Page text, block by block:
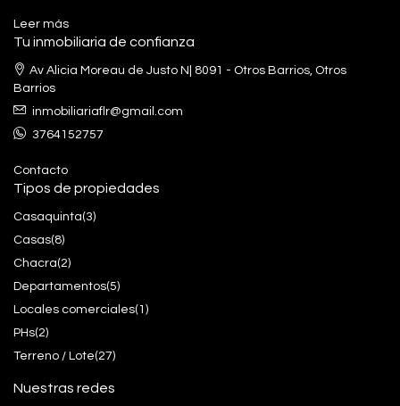
Leer más
Tu inmobiliaria de confianza
Av Alicia Moreau de Justo N| 8091 - Otros Barrios, Otros
Barrios
inmobiliariaflr@gmail.com
3764152757
Contacto
Tipos de propiedades
Casaquinta(3)
Casas(8)
Chacra(2)
Departamentos(5)
Locales comerciales(1)
PHs(2)
Terreno / Lote(27)
Nuestras redes